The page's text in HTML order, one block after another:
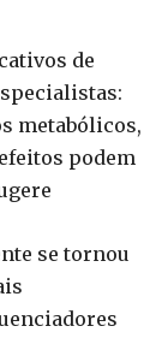
de
metabólicos,
podem
se tornou